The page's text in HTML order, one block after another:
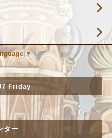
▼
Friday
ター